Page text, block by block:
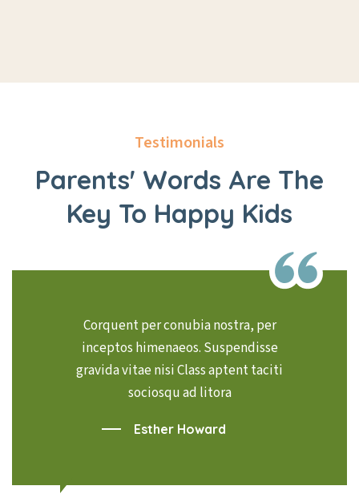
Testimonials
Parents' Words Are The
Key To Happy Kids
Corquent per conubia nostra, per
inceptos himenaeos. Suspendisse
gravida vitae nisi Class aptent taciti
sociosqu ad litora
Esther Howard